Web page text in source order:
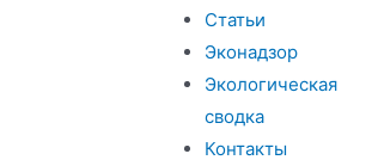
Статьи
Эконадзор
Экологическая
сводка
Контакты